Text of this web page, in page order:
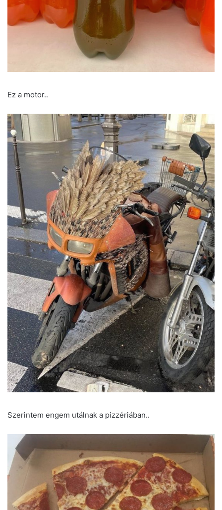
Ez a motor..
Szerintem engem utálnak a pizzériában..